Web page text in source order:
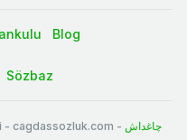
Blog
Sözbaz
- cagdassozluk.com - چاغداش